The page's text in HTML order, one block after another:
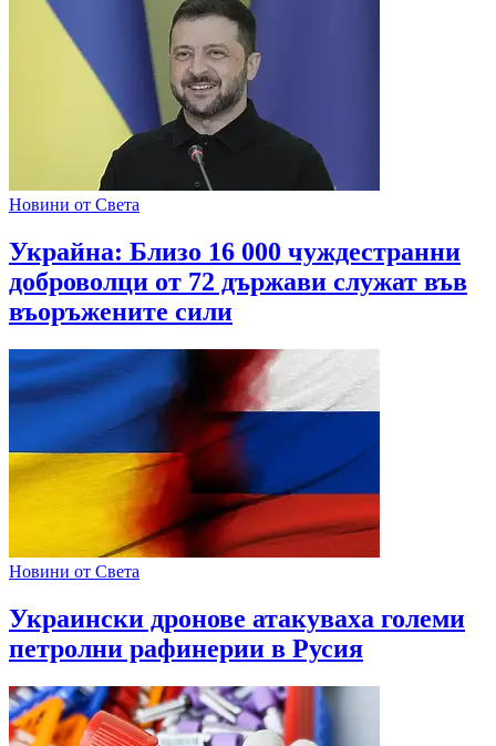
Новини от Света
Украйна: Близо 16 000 чуждестранни
доброволци от 72 държави служат във
въоръжените сили
Новини от Света
Украински дронове атакуваха големи
петролни рафинерии в Русия